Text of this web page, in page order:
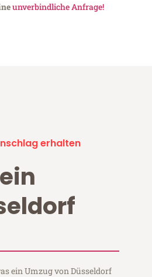
unverbindliche Anfrage!
erhalten
ein Umzug von Düsseldorf